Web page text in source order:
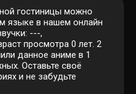
гостиницы можно
языке в нашем онлайн
---,
просмотра 0 лет. 2
данное аниме в 1
Оставьте своё
и не забудьте